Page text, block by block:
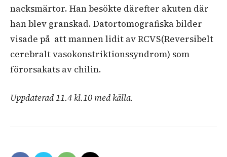
nacksmärtor. Han besökte därefter akuten där
han blev granskad. Datortomografiska bilder
visade på att mannen lidit av RCVS(Reversibelt
cerebralt vasokonstriktionssyndrom) som
förorsakats av chilin.
Uppdaterad 11.4 kl.10 med källa.